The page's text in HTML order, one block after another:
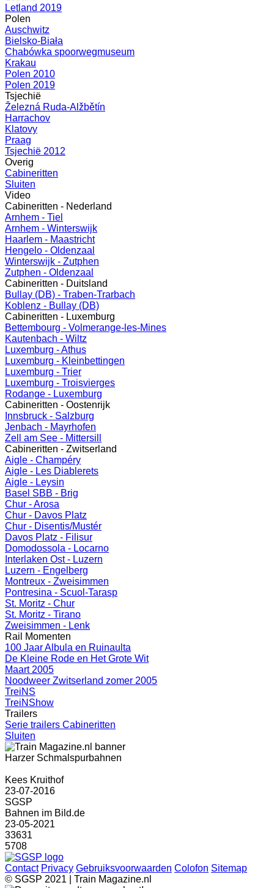
Letland 2019
Polen
Auschwitz
Bielsko-Biała
Chabówka spoorwegmuseum
Krakau
Polen 2010
Polen 2019
Tsjechië
Železná Ruda-Alžbětín
Harrachov
Klatovy
Praag
Tsjechië 2012
Overig
Cabineritten
Sluiten
Video
Cabineritten - Nederland
Arnhem - Tiel
Arnhem - Winterswijk
Haarlem - Maastricht
Hengelo - Oldenzaal
Winterswijk - Zutphen
Zutphen - Oldenzaal
Cabineritten - Duitsland
Bullay (DB) - Traben-Trarbach
Koblenz - Bullay (DB)
Cabineritten - Luxemburg
Bettembourg - Volmerange-les-Mines
Kautenbach - Wiltz
Luxemburg - Athus
Luxemburg - Kleinbettingen
Luxemburg - Trier
Luxemburg - Troisvierges
Rodange - Luxemburg
Cabineritten - Oostenrijk
Innsbruck - Salzburg
Jenbach - Mayrhofen
Zell am See - Mittersill
Cabineritten - Zwitserland
Aigle - Champéry
Aigle - Les Diablerets
Aigle - Leysin
Basel SBB - Brig
Chur - Arosa
Chur - Davos Platz
Chur - Disentis/Mustér
Davos Platz - Filisur
Domodossola - Locarno
Interlaken Ost - Luzern
Luzern - Engelberg
Montreux - Zweisimmen
Pontresina - Scuol-Tarasp
St. Moritz - Chur
St. Moritz - Tirano
Zweisimmen - Lenk
Rail Momenten
100 Jaar Albula en Ruinaulta
De Kleine Rode en Het Grote Wit
Maart 2005
Noodweer Zwitserland zomer 2005
TreiNS
TreiNShow
Trailers
Serie trailers Cabineritten
Sluiten
Harzer Schmalspurbahnen
Kees Kruithof
23-07-2016
SGSP
Bahnen im Bild.de
23-05-2021
33631
5708
Contact Privacy Gebruiksvoorwaarden Colofon Sitemap
© SGSP 2021 | Train Magazine.nl